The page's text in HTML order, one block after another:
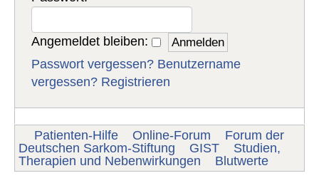
Angemeldet bleiben:
Passwort vergessen? Benutzername
vergessen? Registrieren
Patienten-Hilfe Online-Forum
Forum der
Deutschen Sarkom-Stiftung
GIST
Studien,
Therapien und Nebenwirkungen
Blutwerte